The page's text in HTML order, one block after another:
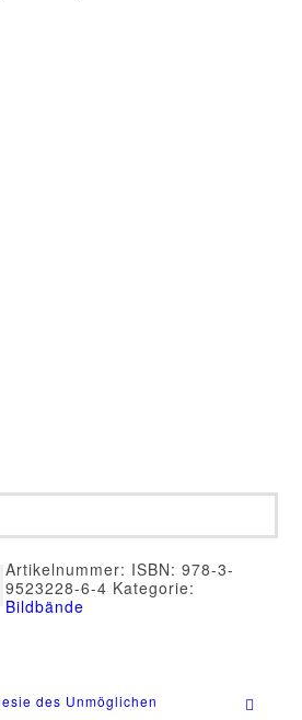
Artikelnummer: ISBN: 978-3-
9523228-6-4 Kategorie:
Bildbände
des Unmöglichen